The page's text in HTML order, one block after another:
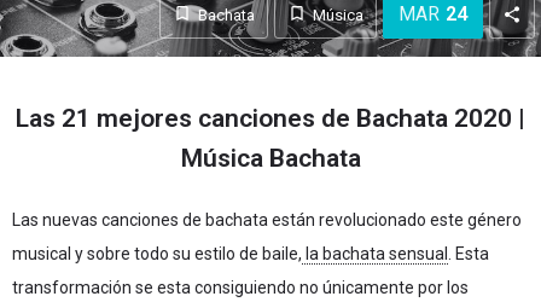
Bachata Música MAR 24
Las 21 mejores canciones de Bachata 2020 |
Música Bachata
Las nuevas canciones de bachata están revolucionado este género
musical y sobre todo su estilo de baile, la bachata sensual
. Esta
transformación se esta consiguiendo no únicamente por los